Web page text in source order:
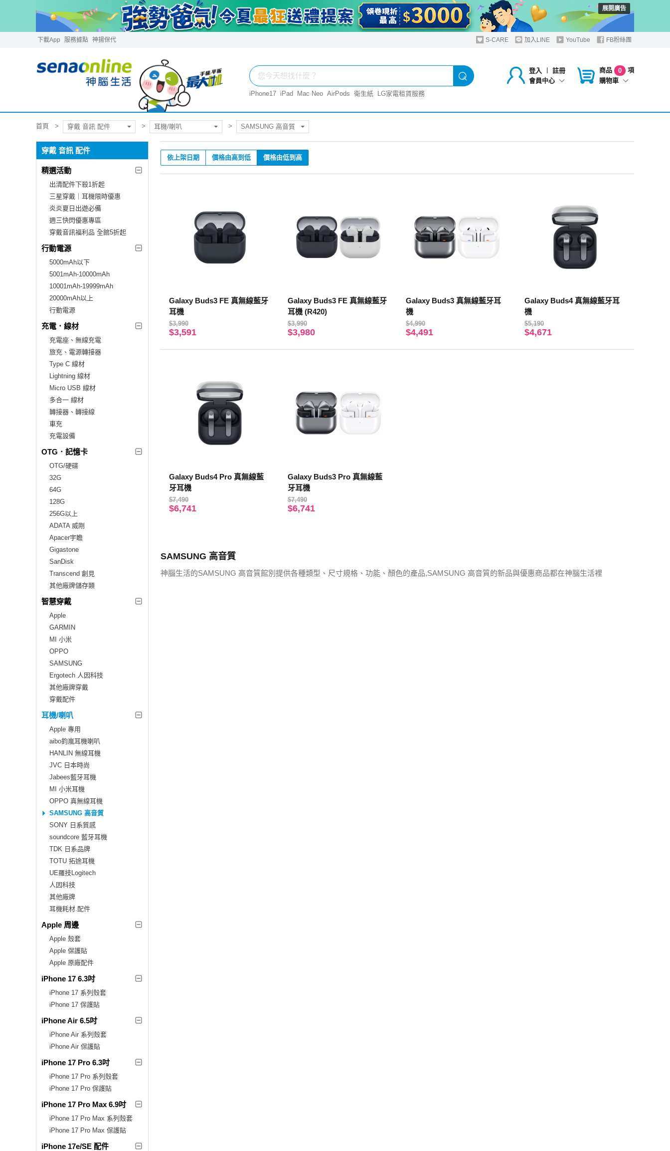
展開廣告
下載App 服務據點 神揚保代 S-CARE 加入LINE YouTube FB粉絲團
登入 ︱
註冊
會員中心
商品 0
項
購物車
iPhone17 iPad Mac Neo AirPods 衛生紙 LG家電租賃服務
首頁 穿戴 音訊 配件 耳機/喇叭 SAMSUNG 高音質
穿戴 音訊 配件
精選活動
出清配件下殺1折起
三星穿戴｜耳機限時優惠
炎炎夏日出遊必備
週三快閃優惠專區
穿戴音訊福利品 全館5折起
行動電源
5000mAh以下
5001mAh-10000mAh
10001mAh-19999mAh
20000mAh以上
行動電源
充電．線材
充電座、無線充電
旅充、電源轉接器
Type C 線材
Lightning 線材
Micro USB 線材
多合一 線材
轉接器、轉接線
車充
充電設備
OTG．記憶卡
OTG/硬碟
32G
64G
128G
256G以上
ADATA 威剛
Apacer宇瞻
Gigastone
SanDisk
Transcend 創見
其他廠牌儲存類
智慧穿戴
Apple
GARMIN
MI 小米
OPPO
SAMSUNG
Ergotech 人因科技
其他廠牌穿戴
穿戴配件
耳機/喇叭
Apple 專用
aibo鈞嵐耳機喇叭
HANLIN 無線耳機
JVC 日本時尚
Jabees藍牙耳機
MI 小米耳機
OPPO 真無線耳機
SAMSUNG 高音質
SONY 日系質感
soundcore 藍牙耳機
TDK 日系品牌
TOTU 拓途耳機
UE羅技Logitech
人因科技
其他廠牌
耳機耗材.配件
Apple 周邊
Apple 殼套
Apple 保護貼
Apple 原廠配件
iPhone 17 6.3吋
iPhone 17 系列殼套
iPhone 17 保護貼
iPhone Air 6.5吋
iPhone Air 系列殼套
iPhone Air 保護貼
iPhone 17 Pro 6.3吋
iPhone 17 Pro 系列殼套
iPhone 17 Pro 保護貼
iPhone 17 Pro Max 6.9吋
iPhone 17 Pro Max 系列殼套
iPhone 17 Pro Max 保護貼
iPhone 17e/SE 配件
依上架日期 價格由高到低 價格由低到高
Galaxy Buds3 FE 真無線藍牙
耳機
$3,990
$3,591
Galaxy Buds3 FE 真無線藍牙
耳機 (R420)
$3,990
$3,980
Galaxy Buds3 真無線藍牙耳
機
$4,990
$4,491
Galaxy Buds4 真無線藍牙耳
機
$5,190
$4,671
Galaxy Buds4 Pro 真無線藍
牙耳機
$7,490
$6,741
Galaxy Buds3 Pro 真無線藍
牙耳機
$7,490
$6,741
SAMSUNG 高音質
神腦生活的SAMSUNG 高音質館別提供各種類型、尺寸規格、功能、顏色的產品,SAMSUNG 高音質的新品與優惠商品都在神腦生活裡